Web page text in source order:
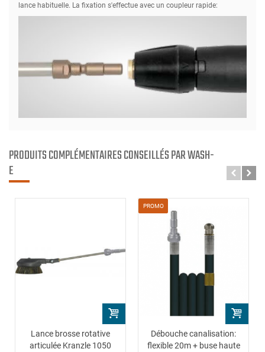
lance habituelle. La fixation s'effectue avec un coupleur rapide:
PRODUITS COMPLÉMENTAIRES CONSEILLÉS PAR WASH-
E
Lance brosse rotative
articulée Kranzle 1050
PROMO
Débouche canalisation:
flexible 20m + buse haute